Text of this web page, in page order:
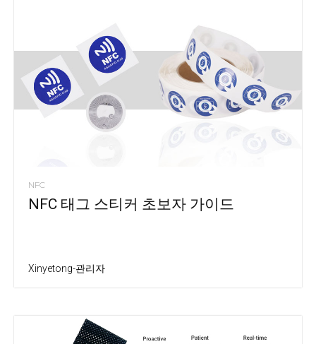
NFC
NFC 태그 스티커 초보자 가이드
Xinyetong-관리자